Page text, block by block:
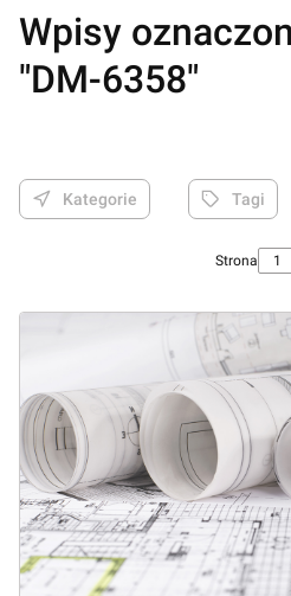
Wpisy
"DM-6358"
Kategorie Tagi
Strona